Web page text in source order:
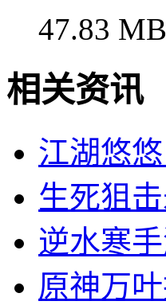
47.83 MB
相关资讯
江湖悠
生死狙
逆水寒
原神万